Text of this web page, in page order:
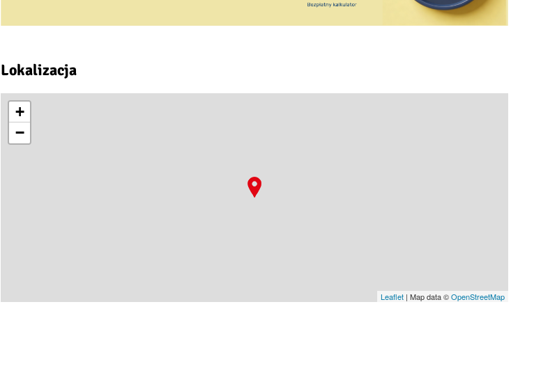
Lokalizacja
+
−
Leaflet| Map data ©OpenStreetMap